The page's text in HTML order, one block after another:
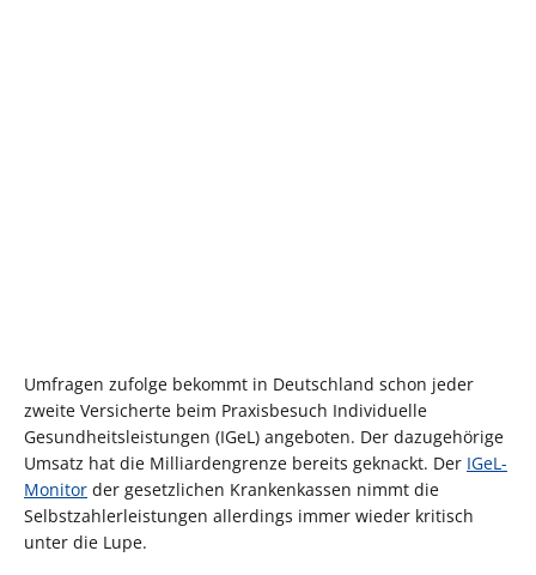
Umfragen zufolge bekommt in Deutschland schon jeder
zweite Versicherte beim Praxisbesuch Individuelle
Gesundheitsleistungen (IGeL) angeboten. Der dazugehörige
Umsatz hat die Milliardengrenze bereits geknackt. Der IGeL-
Monitor der gesetzlichen Krankenkassen nimmt die
Selbstzahlerleistungen allerdings immer wieder kritisch
unter die Lupe.